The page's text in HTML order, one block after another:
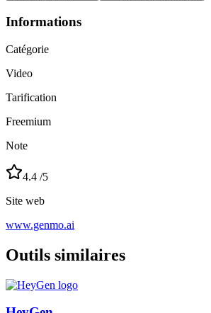
Informations
Catégorie
Video
Tarification
Freemium
Note
4.4 /5
Site web
www.genmo.ai
Outils similaires